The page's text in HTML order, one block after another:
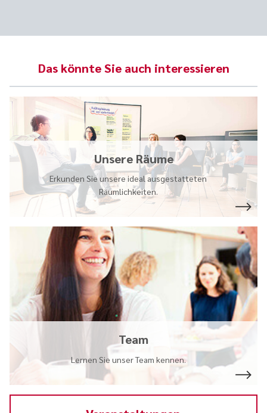
Das könnte Sie auch interessieren
Unsere Räume
Erkunden Sie unsere ideal ausgestatteten
Räumlichkeiten.
Team
Lernen Sie unser Team kennen.